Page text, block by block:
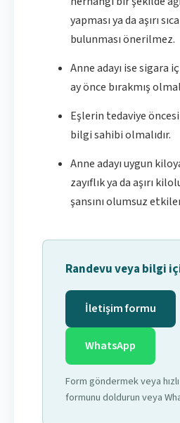
yapması ya da aşırı
bulunması önerilmez.
Anne adayı ise sigara
ay önce bırakmış
Eşlerin tedaviye
bilgi sahibi olmalıdır.
Anne adayı uygun
zayıflık ya da aşırı
şansını olumsuz
Randevu veya bilgi
İletişim formu
WhatsApp
Form göndermek veya
formunu doldurun veya